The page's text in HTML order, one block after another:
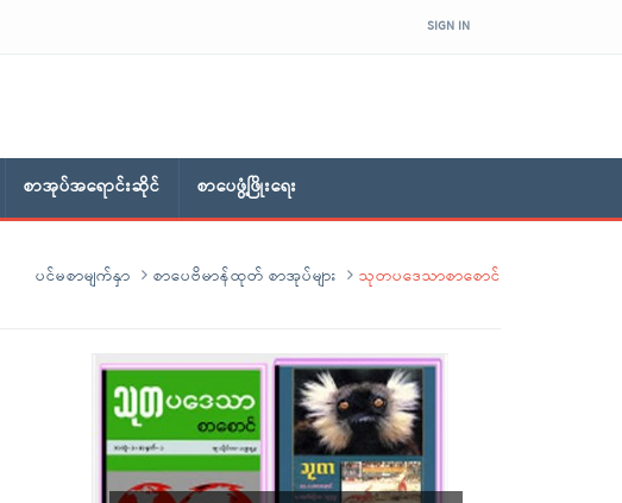
SIGN IN
စာအုပ်အရောင်းဆိုင် စာပေဖွံ့ဖြိုးရေး
ပင်မစာမျက်နှာ စာပေဗိမာန်ထုတ် စာအုပ်များ သုတပဒေသာစာစောင်